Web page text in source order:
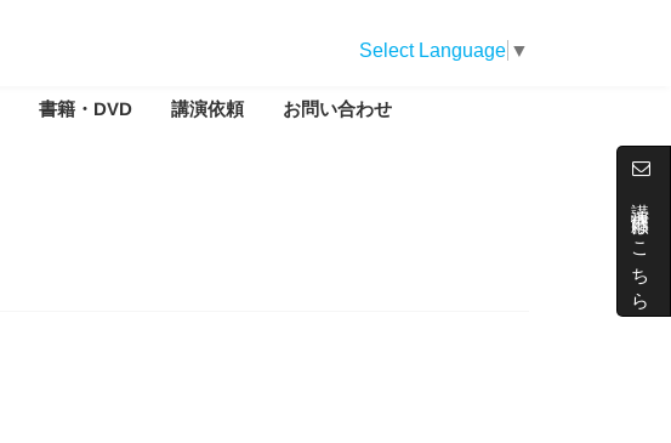
講演依頼はこちら
Select Language ▼
書籍・DVD 講演依頼 お問い合わせ